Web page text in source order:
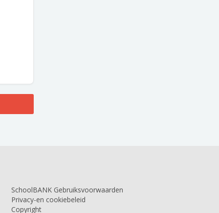
SchoolBANK Gebruiksvoorwaarden
Privacy-en cookiebeleid
Copyright